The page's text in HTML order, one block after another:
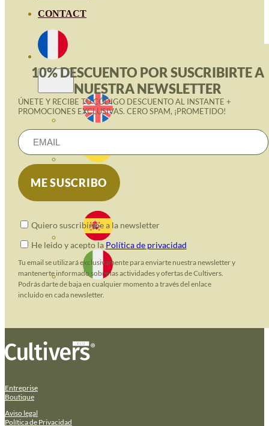
CONTACT
10% DESCUENTO POR SUSCRIBIRTE A
NUESTRA NEWSLETTER
ÚNETE Y RECIBE TU CÓDIGO DESCUENTO AL INSTANTE +
PROMOCIONES EXCLUSIVAS. CERO SPAM, ¡PROMETIDO!
Quiero suscribirme a la newsletter
He leido y acepto la Política de privacidad
Tu email se utilizará exclusivamente para enviarte nuestra newsletter y
mantenerte informado sobre las actividades y ofertas de Cultivers.
Podrás darte de baja en cualquier momento a través del enlace
incluido en cada newsletter.
Entreprise
Boutique
Aviso legal
Política de Privacidad